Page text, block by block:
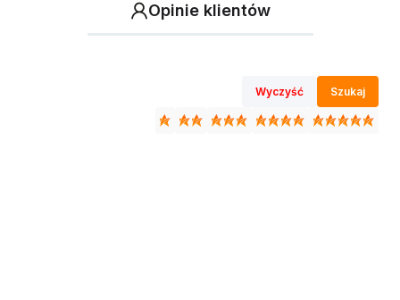
Opinie klientów
Wyczyść Szukaj